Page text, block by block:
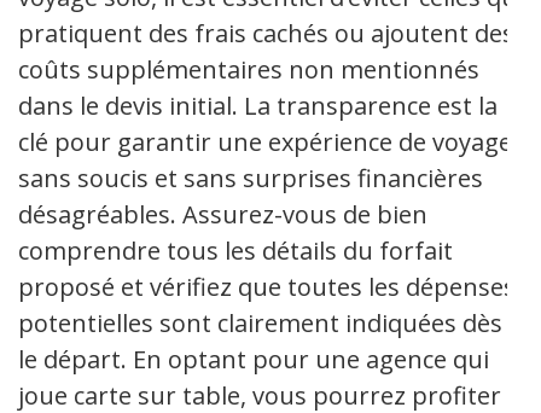
pratiquent des frais cachés ou ajoutent des
coûts supplémentaires non mentionnés
dans le devis initial. La transparence est la
clé pour garantir une expérience de voyage
sans soucis et sans surprises financières
désagréables. Assurez-vous de bien
comprendre tous les détails du forfait
proposé et vérifiez que toutes les dépenses
potentielles sont clairement indiquées dès
le départ. En optant pour une agence qui
joue carte sur table, vous pourrez profiter